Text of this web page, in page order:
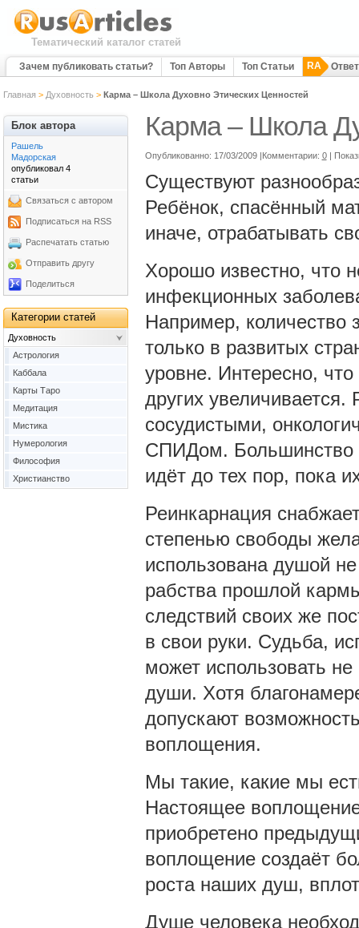
Тематический каталог статей
Зачем публиковать статьи? Топ Авторы Топ Статьи RA
Главная > Духовность > Карма – Школа Духовно Этических Ценностей
Карма – Школа
Опубликованно: 17/03/2009 |Комментарии: 0 |
Существуют
Ребёнок, спасённый
иначе, отрабатывать
Хорошо известно, что
инфекционных
Например, количество
только в развитых
уровне. Интересно,
других
сосудистыми,
СПИДом. Большинство
идёт до тех пор, пока
Реинкарнация
степенью свободы
использована душой
рабства прошлой
следствий своих же
в свои руки. Судьба,
может использовать
души. Хотя
допускают
воплощения.
Мы такие, какие мы
Настоящее
приобретено
воплощение создаёт
роста наших душ,
Душе человека
Блок автора
Рашель
Мадорская
опубликовал 4
статьи
Связаться с автором
Подписаться на RSS
Распечатать статью
Отправить другу
Поделиться
Категории статей
Духовность
Астрология
Каббала
Карты Таро
Медитация
Мистика
Нумерология
Философия
Христианство